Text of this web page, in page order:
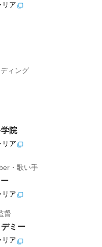
リア
ィング
院
リア
・歌い手
リア
督
ミー
リア